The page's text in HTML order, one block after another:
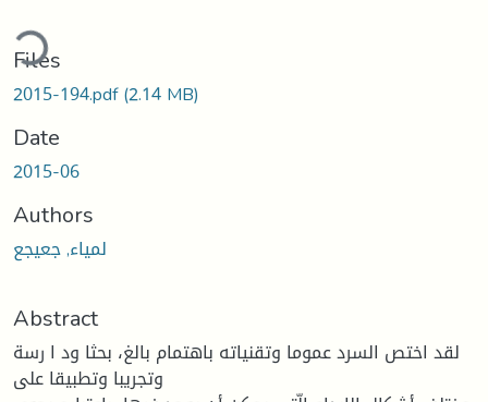
Files
2015-194.pdf(2.14 MB)
Date
2015-06
Authors
لمياء, جعيجع
Abstract
لقد اختص السرد عموما وتقنیاته باهتمام بالغ، بحثا ود ا رسة
وتجریبا وتطبیقا على